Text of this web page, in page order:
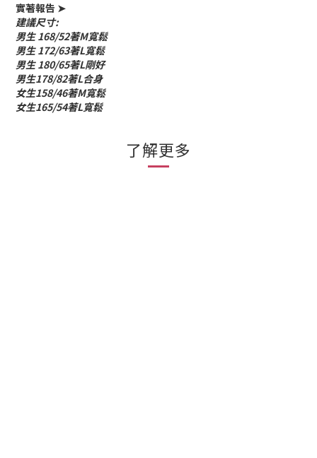
實著報告 ➤
建議尺寸:
男生 168/52著M寬鬆
男生 172/63著L寬鬆
男生 180/65著L剛好
男生178/82著L合身
女生158/46著M寬鬆
女生165/54著L寬鬆
了解更多